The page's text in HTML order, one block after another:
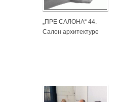
„ПРЕ САЛОНА“ 44.
Салон архитектуре